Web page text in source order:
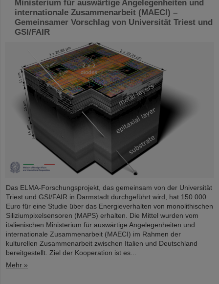
Ministerium für auswärtige Angelegenheiten und
internationale Zusammenarbeit (MAECI) –
Gemeinsamer Vorschlag von Universität Triest und
GSI/FAIR
Das ELMA-Forschungsprojekt, das gemeinsam von der Universität
Triest und GSI/FAIR in Darmstadt durchgeführt wird, hat 150 000
Euro für eine Studie über das Energieverhalten von monolithischen
Siliziumpixelsensoren (MAPS) erhalten. Die Mittel wurden vom
italienischen Ministerium für auswärtige Angelegenheiten und
internationale Zusammenarbeit (MAECI) im Rahmen der
kulturellen Zusammenarbeit zwischen Italien und Deutschland
bereitgestellt. Ziel der Kooperation ist es...
Mehr »